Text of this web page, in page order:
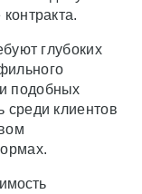
глубоких
подобных
среди клиентов